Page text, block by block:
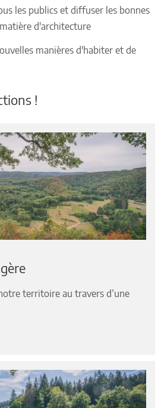
les publics et diffuser les bonnes
d'architecture
manières d'habiter et de
!
territoire au travers d’une